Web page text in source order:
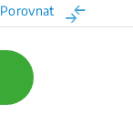
Porovnat